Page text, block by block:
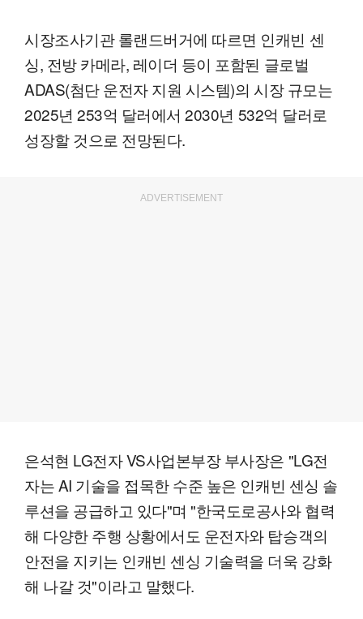
시장조사기관 롤랜드버거에 따르면 인캐빈 센
싱, 전방 카메라, 레이더 등이 포함된 글로벌
ADAS(첨단 운전자 지원 시스템)의 시장 규모는
2025년 253억 달러에서 2030년 532억 달러로
성장할 것으로 전망된다.
ADVERTISEMENT
은석현 LG전자 VS사업본부장 부사장은 "LG전
자는 AI 기술을 접목한 수준 높은 인캐빈 센싱 솔
루션을 공급하고 있다"며 "한국도로공사와 협력
해 다양한 주행 상황에서도 운전자와 탑승객의
안전을 지키는 인캐빈 센싱 기술력을 더욱 강화
해 나갈 것"이라고 말했다.